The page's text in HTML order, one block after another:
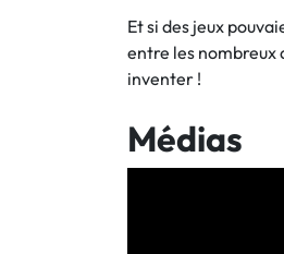
Et si des jeux
entre les nombreux
inventer !
Médias